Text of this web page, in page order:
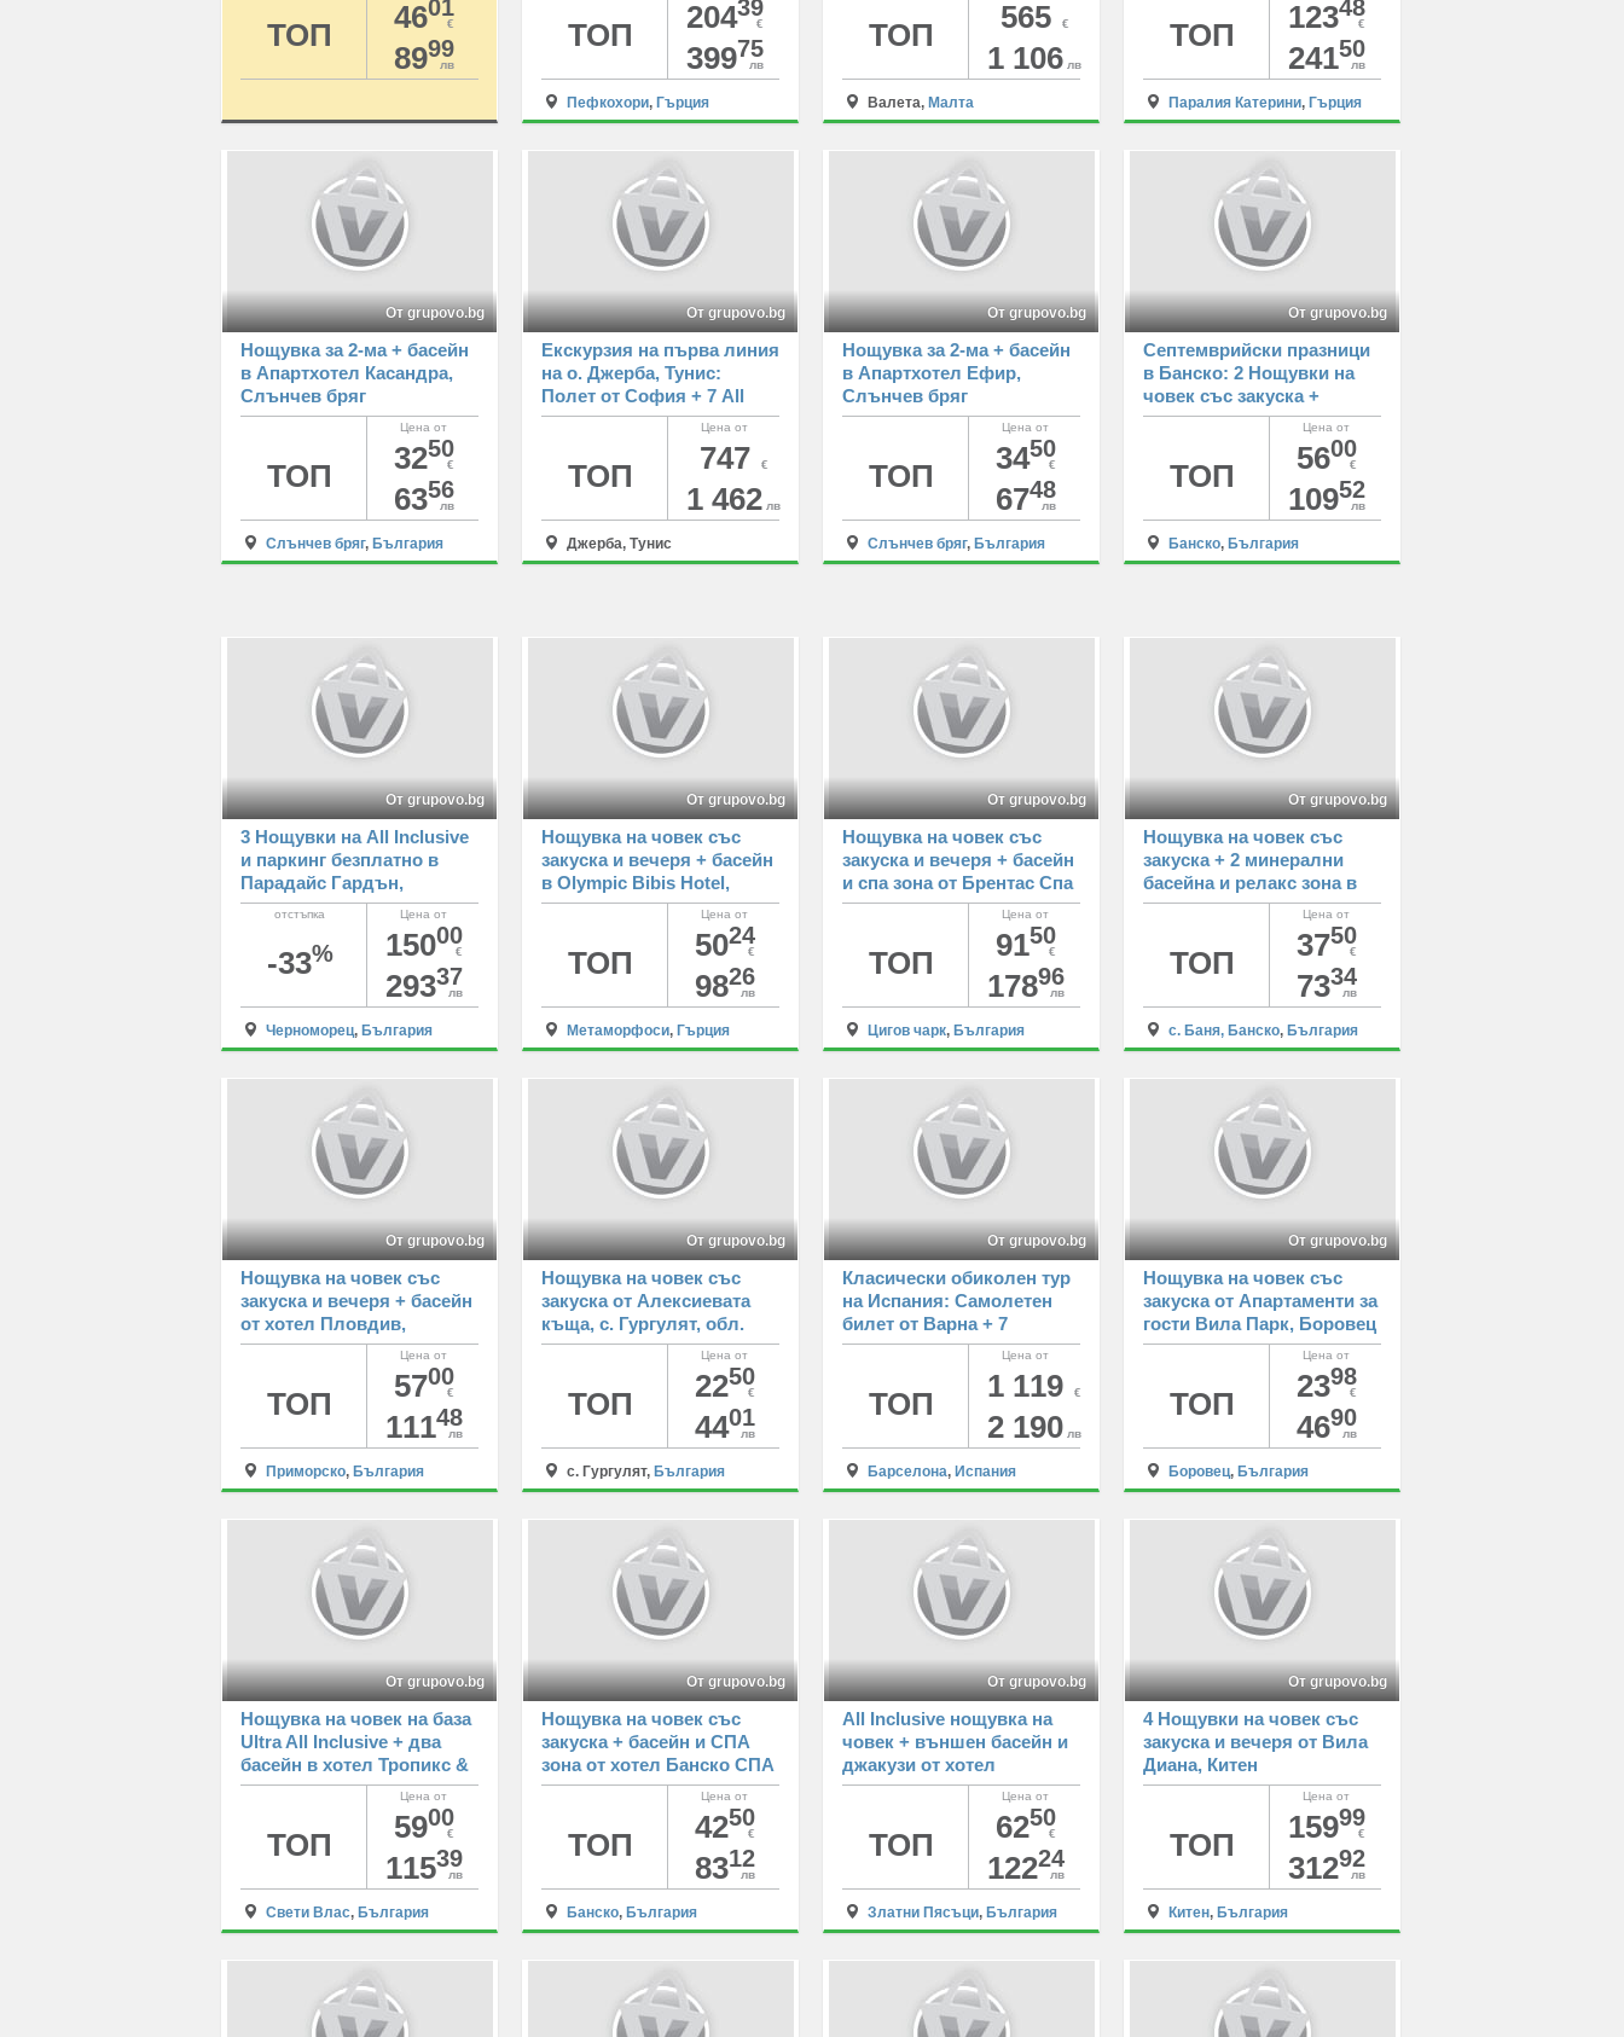
Psychology and Applied
Sciences
4601
€
8999
лв
ТОП 20439
€
39975
лв
ТОП
Пефкохори, Гърция
трите древни града,
Мдина и Рабат
565 €
1 106 лв
ТОП
Валета, Малта
12348
€
24150
лв
ТОП
Паралия Катерини, Гърция
От grupovo.bg
Нощувка за 2-ма + басейн
в Апартхотел Касандра,
Слънчев бряг
Цена от
3250
€
6356
лв
ТОП
Слънчев бряг, България
От grupovo.bg
Екскурзия на първа линия
на о. Джерба, Тунис:
Полет от София + 7 All
inclusive нощувки наЦена от
747 €
1 462 лв
ТОП
Джерба, Тунис
От grupovo.bg
Нощувка за 2-ма + басейн
в Апартхотел Ефир,
Слънчев бряг
Цена от
3450
€
6748
лв
ТОП
Слънчев бряг, България
От grupovo.bg
Септемврийски празници
в Банско: 2 Нощувки на
човек със закуска +
басейн и релакс зона от
Антоанета****
Цена от
5600
€
10952
лв
ТОП
Банско, България
От grupovo.bg
3 Нощувки на All Inclusive
и паркинг безплатно в
Парадайс Гардън,
Черноморец
Цена от
15000
€
29337
лв
отстъпка
-33%
Черноморец, България
От grupovo.bg
Нощувка на човек със
закуска и вечеря + басейн
в Olympic Bibis Hotel,
Ситония, Метаморфоси,
Цена от
5024
€
9826
лв
ТОП
Метаморфоси, Гърция
От grupovo.bg
Нощувка на човек със
закуска и вечеря + басейн
и спа зона от Брентас Спа
Ризорт, Цигов чаркЦена от
9150
€
17896
лв
ТОП
Цигов чарк, България
От grupovo.bg
Нощувка на човек със
закуска + 2 минерални
басейна и релакс зона в
хотел Севън Сийзънс, с.
Цена от
3750
€
7334
лв
ТОП
с. Баня, Банско, България
От grupovo.bg
Нощувка на човек със
закуска и вечеря + басейн
от хотел Пловдив,
Приморско
Цена от
5700
€
11148
лв
ТОП
Приморско, България
От grupovo.bg
Нощувка на човек със
закуска от Алексиевата
къща, с. Гургулят, обл.
Софийска, край София
Цена от
2250
€
4401
лв
ТОП
с. Гургулят, България
От grupovo.bg
Класически обиколен тур
на Испания: Самолетен
билет от Варна + 7
нощувки на човек със
Барселона, Мадрид и
Валенсия
Цена от
1 119 €
2 190 лв
ТОП
Барселона, Испания
От grupovo.bg
Нощувка на човек със
закуска от Апартаменти за
гости Вила Парк, Боровец
Цена от
2398
€
4690
лв
ТОП
Боровец, България
От grupovo.bg
Нощувка на човек на база
Ultra All Inclusive + два
басейн в хотел Тропикс &
Венера, Свети ВласЦена от
5900
€
11539
лв
ТОП
Свети Влас, България
От grupovo.bg
Нощувка на човек със
закуска + басейн и СПА
зона от хотел Банско СПА
& Холидейз****
Цена от
4250
€
8312
лв
ТОП
Банско, България
От grupovo.bg
All Inclusive нощувка на
човек + външен басейн и
джакузи от хотел
Екселсиор****, Златни
Цена от
6250
€
12224
лв
ТОП
Златни Пясъци, България
От grupovo.bg
4 Нощувки на човек със
закуска и вечеря от Вила
Диана, Китен
Цена от
15999
€
31292
лв
ТОП
Китен, България